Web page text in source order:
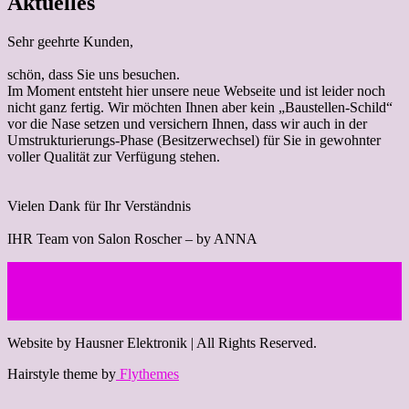
Sehr geehrte Kunden,
schön, dass Sie uns besuchen.
Im Moment entsteht hier unsere neue Webseite und ist leider noch
nicht ganz fertig. Wir möchten Ihnen aber kein „Baustellen-Schild“
vor die Nase setzen und versichern Ihnen, dass wir auch in der
Umstrukturierungs-Phase (Besitzerwechsel) für Sie in gewohnter
voller Qualität zur Verfügung stehen.
Vielen Dank für Ihr Verständnis
IHR Team von Salon Roscher – by ANNA
Website by Hausner Elektronik | All Rights Reserved.
Hairstyle theme by Flythemes